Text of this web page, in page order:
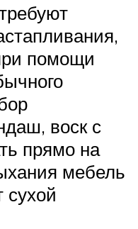
помощи
воск с
прямо на
мебель
сухой